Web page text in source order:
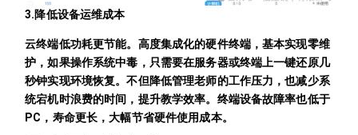
3.降低设备运维成本
云终端低功耗更节能。高度集成化的硬件终端，基本实现零维
护，如果操作系统中毒，只需要在服务器或终端上一键还原几
秒钟实现环境恢复。不但降低管理老师的工作压力，也减少系
统宕机时浪费的时间，提升教学效率。终端设备故障率也低于
PC，寿命更长，大幅节省硬件使用成本。